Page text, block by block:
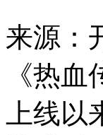
来源：
《热
上线